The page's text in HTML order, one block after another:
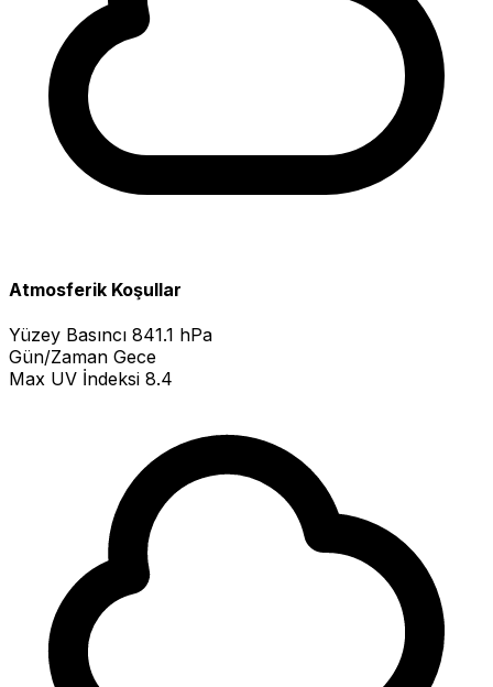
Atmosferik Koşullar
Yüzey Basıncı 841.1 hPa
Gün/Zaman Gece
Max UV İndeksi 8.4